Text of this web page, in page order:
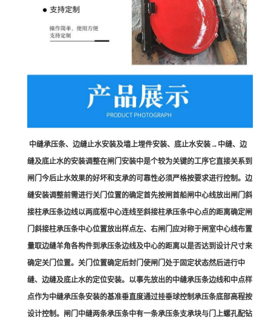
中缝承压条、边缝止水安装及墙上埋件安装、底止水安装→中缝、边
缝及底止水的安装调整在闸门安装中是个较为关键的工序它直接关系到
闸门今后止水效果的好坏和支承的可靠性必须严格按要求进行控制。边
缝安装调整前需进行关门位置的确定首先按闸首船闸中心线放出闸门斜
接柱承压条边线以两底枢中心连线至斜接柱承压条中心点的距离确定闸
门斜接柱承压条中心位置放出样点左、右闸门应对称于闸室中心线布置
量取边缝羊角各构件到承压条边线及中心的距离以是否达到设计尺寸来
确定关门位置。关门位置确定后封门使闸门处于固定状态然后进行中
缝、边缝及底止水的定位安装。以事先放出的中缝承压条边线和中点样
点作为中缝承压条安装的基准垂直度通过挂垂球控制承压条底部高程按
设计控制。闸门中缝两条承压条中有一条承压条支承块与门上螺孔配钻